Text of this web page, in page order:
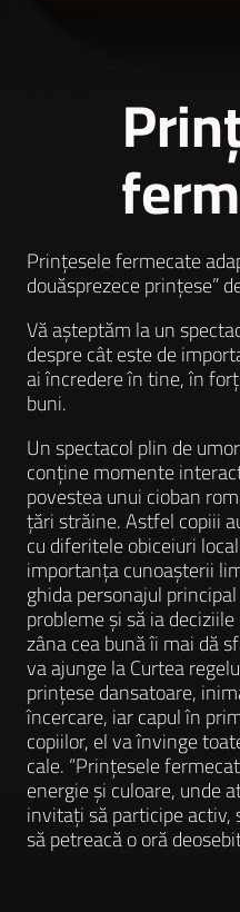
Prințesele fermecate
douăsprezece prințese”
Vă așteptăm la un
despre cât este de
ai încredere în tine, în
buni.
Un spectacol plin de
conține momente
povestea unui cioban
țări străine. Astfel copiii
cu diferitele obiceiuri
importanța cunoașterii
ghida personajul
probleme și să ia
zâna cea bună îi mai dă
va ajunge la Curtea
prințese dansatoare,
încercare, iar capul în
copiilor, el va învinge
cale. “Prințesele
energie și culoare, unde
invitați să participe activ,
să petreacă o oră